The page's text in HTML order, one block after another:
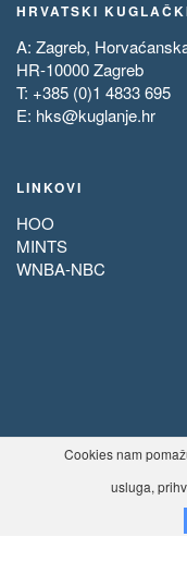
HRVATSKI
A: Zagreb,
HR-10000 Zagreb
T: +385 (0)1 4833 695
E: hks@kuglanje.hr
LINKOVI
HOO
MINTS
WNBA-NBC
Cookies nam
usluga,